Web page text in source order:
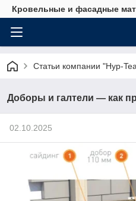
Кровельные и фасадные
Статьи компании "Нур-
Доборы и галтели — как
02.10.2025